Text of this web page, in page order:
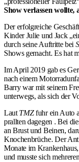
Show verlassen wollte,
Der erfolgreiche
Kinder Julie und Jack
durch seine Auftritte bei
Shows gemacht. Es hat
Im April 2019 gab es
nach einem
Barry war mit seinem
unterwegs, als sich der
LautTMZfuhr ein Auto
prallten dagegen . Bei
an Brust und Beinen,
Knochenbrüche. Der
Monate im
und musste sich